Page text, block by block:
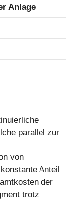
Anlage
parallel zur
von
Anteil
der
trotz